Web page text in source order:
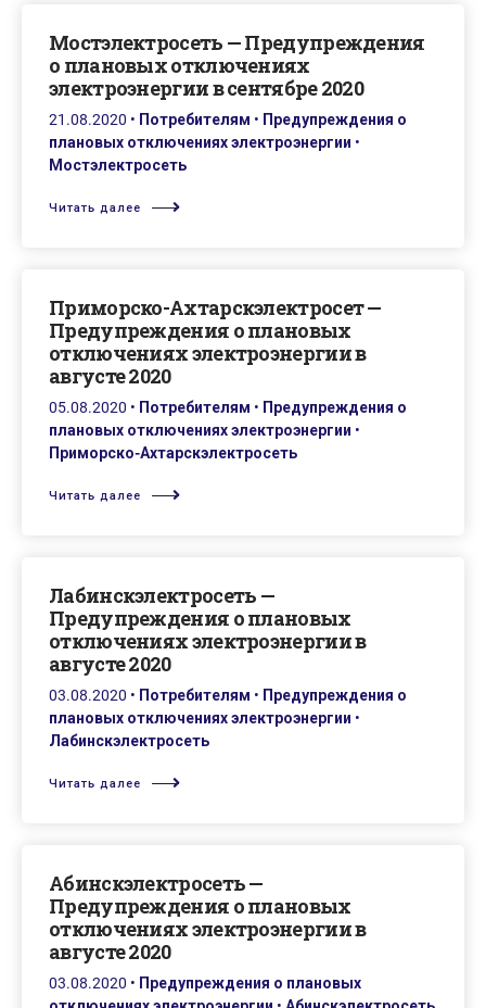
Мостэлектросеть — Предупреждения
о плановых отключениях
электроэнергии в сентябре 2020
21.08.2020 • Потребителям • Предупреждения о
плановых отключениях электроэнергии •
Мостэлектросеть
Читать далее
Приморско-Ахтарскэлектросет —
Предупреждения о плановых
отключениях электроэнергии в
августе 2020
05.08.2020 • Потребителям • Предупреждения о
плановых отключениях электроэнергии •
Приморско-Ахтарскэлектросеть
Читать далее
Лабинскэлектросеть —
Предупреждения о плановых
отключениях электроэнергии в
августе 2020
03.08.2020 • Потребителям • Предупреждения о
плановых отключениях электроэнергии •
Лабинскэлектросеть
Читать далее
Абинскэлектросеть —
Предупреждения о плановых
отключениях электроэнергии в
августе 2020
03.08.2020 • Предупреждения о плановых